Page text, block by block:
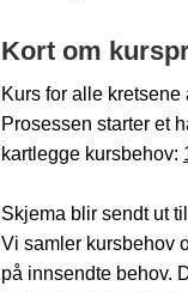
Kort om
Kurs for alle
Prosessen starter et
kartlegge kursbehov:
Skjema blir sendt ut
Vi samler kursbehov
på innsendte behov.